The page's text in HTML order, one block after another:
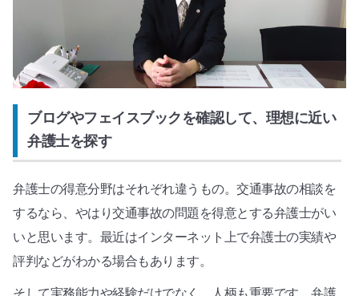
ブログやフェイスブックを確認して、理想に近い
弁護士を探す
弁護士の得意分野はそれぞれ違うもの。交通事故の相談を
するなら、やはり交通事故の問題を得意とする弁護士がい
いと思います。最近はインターネット上で弁護士の実績や
評判などがわかる場合もあります。